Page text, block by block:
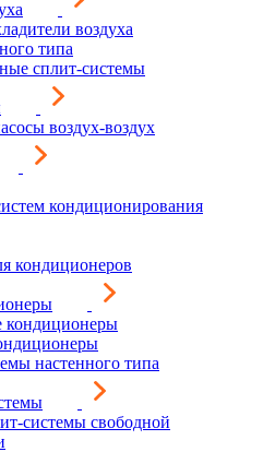
воздуха
типа
сплит-системы
воздух-воздух
кондиционирования
кондиционеров
настенного типа
системы свободной